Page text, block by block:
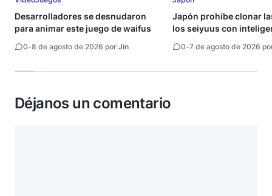
Desarrolladores se desnudaron
para animar este juego de waifus
0-8 de agosto de 2026 por Jin
Japón prohíbe clonar
los seiyuus con
0-7 de agosto de 2026
Déjanos un comentario